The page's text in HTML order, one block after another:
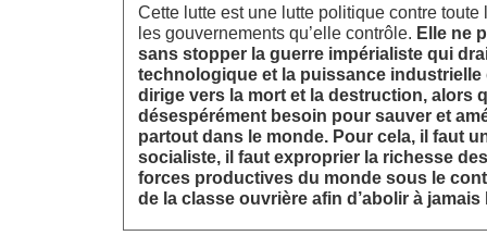
Cette lutte est une lutte politique contre
les gouvernements qu’elle contrôle. Elle ne
sans stopper la guerre impérialiste qui
technologique et la puissance industrielle
dirige vers la mort et la destruction, alors
désespérément besoin pour sauver et
partout dans le monde. Pour cela, il faut
socialiste, il faut exproprier la richesse
forces productives du monde sous le
de la classe ouvrière afin d’abolir à